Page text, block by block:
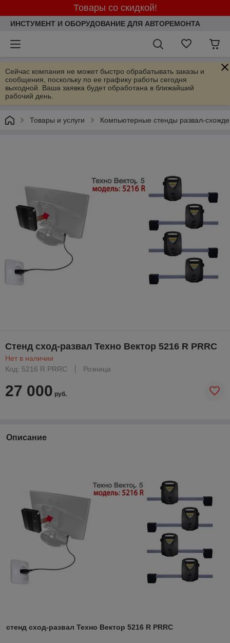
Товары со скидкой!
ИНСТУМЕНТ И ОБОРУДОВАНИЕ ДЛЯ АВТОРЕМОНТА
Сейчас компания не может быстро обрабатывать заказы и
сообщения, поскольку по ее графику работы сегодня
выходной. Ваша заявка будет обработана в ближайший
рабочий день.
Товары и услуги Компьютерные стенды развал-
Стенд сход-развал Техно Вектор 5216 R PRRC
Нет в наличии
Код: 5216 R PRRC
Розница
27 000 руб.
Описание
стенд сход-развал Техно Вектор 5216 R PRRC